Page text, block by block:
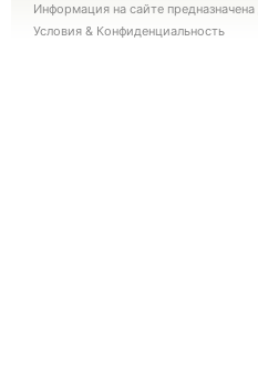
Информация на сайте предназначена
Условия & Конфиденциальность